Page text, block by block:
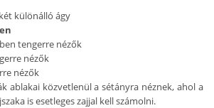
különálló ágy
tengerre nézők
nézők
nézők
ablakai közvetlenül a sétányra néznek, ahol a
is esetleges zajjal kell számolni.